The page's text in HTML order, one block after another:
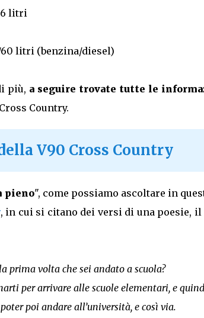
litri
60 litri (benzina/diesel)
più, a seguire trovate tutte le
Country.
V90 Cross Country
pieno", come possiamo ascoltare in
, in cui si citano dei versi di una poesie,
prima volta che sei andato a scuola?
per arrivare alle scuole elementari, e
poi andare all’università, e così via.